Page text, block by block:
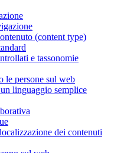
(content type)
e tassonomie
le persone sul web
linguaggio semplice
dei contenuti